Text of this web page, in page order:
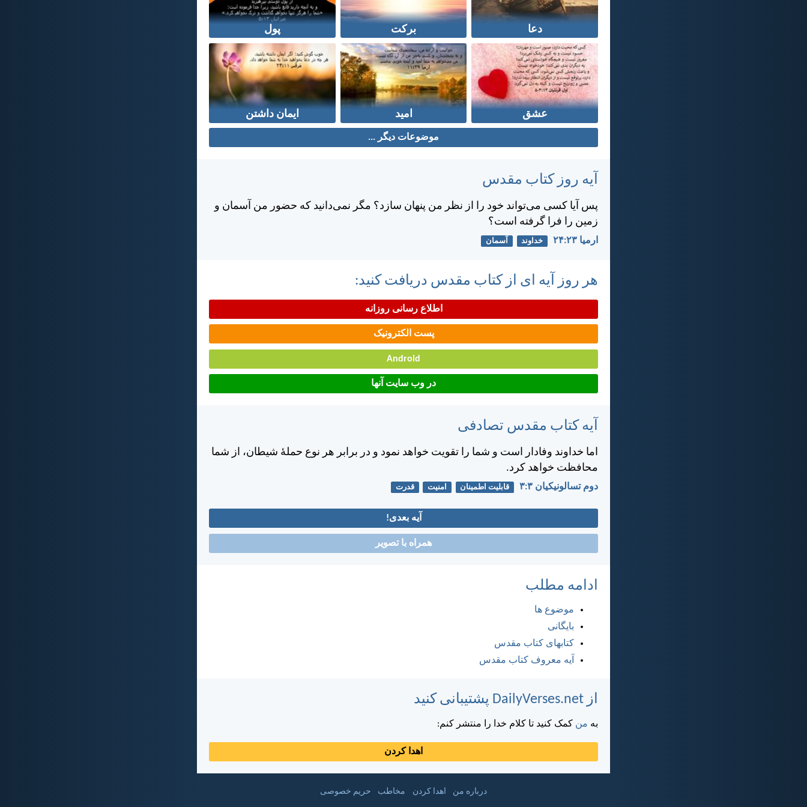
دعا برکت پول
عشق امید ایمان داشتن
موضوعات دیگر ...
آیه روز کتاب مقدس
پس آيا كسی می‌تواند خود را از نظر من پنهان سازد؟ مگر نمی‌دانيد كه حضور من آسمان و
زمين را فرا گرفته است؟
ارميا ۲۳:‏۲۴ خداوند آسمان
هر روز آیه ای از کتاب مقدس دریافت کنید:
اطلاع رسانی روزانه
پست الکترونیک
Android
در وب سایت آنها
آیه کتاب مقدس تصادفی
اما خداوند وفادار است و شما را تقويت خواهد نمود و در برابر هر نوع حملهٔ شيطان، از شما
محافظت خواهد كرد.
دوم تسالونيکیان ۳:‏۳ قابلیت اطمینان امنیت قدرت
آیه بعدی!
همراه با تصویر
ادامه مطلب
موضوع ها
بایگانی
کتابهای کتاب مقدس
آیه معروف کتاب مقدس
از DailyVerses.net پشتیبانی کنید
به من کمک کنید تا کلام خدا را منتشر کنم:
اهدا کردن
درباره من اهدا کردن مخاطب حریم خصوصی